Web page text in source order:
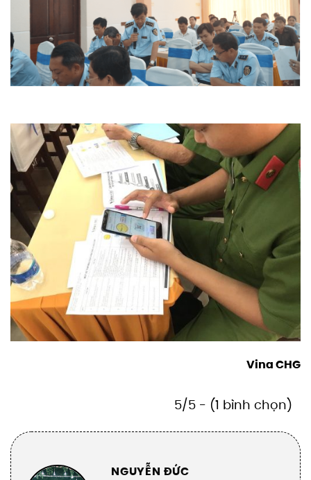
Vina CHG
5/5 - (1 bình chọn)
NGUYỄN ĐỨC